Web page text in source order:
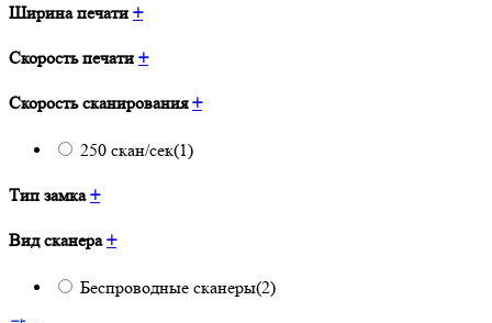
Ширина печати +
Скорость печати +
Скорость сканирования+
250 скан/сек(1)
Тип замка+
Вид сканера+
Беспроводные сканеры(2)